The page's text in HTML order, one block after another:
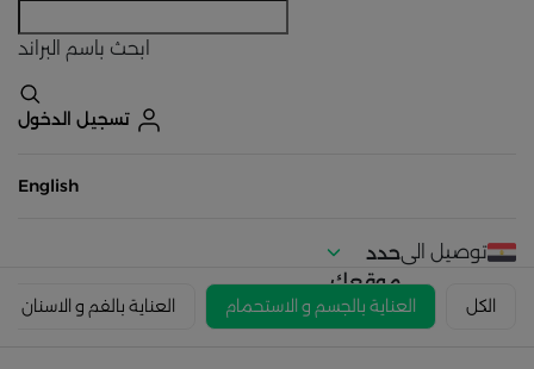
ابحث باسم البراند
تسجيل الدخول
English
توصيل الىحدد
موقعك
الكل العناية بالجسم و الاستحمام العناية بالفم و الاسنان